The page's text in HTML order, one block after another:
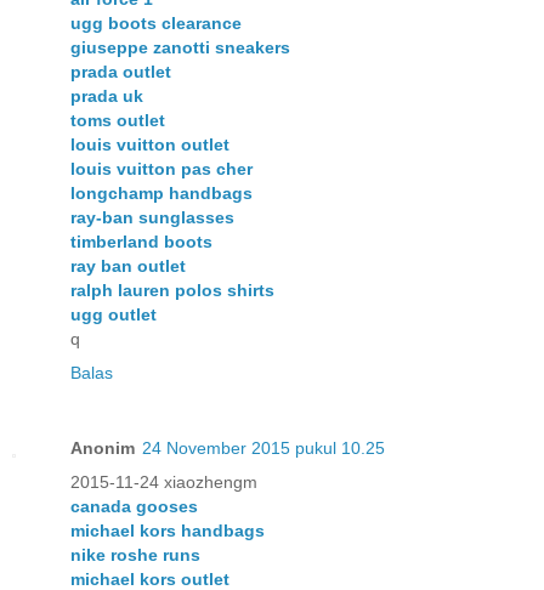
ugg boots clearance
giuseppe zanotti sneakers
prada outlet
prada uk
toms outlet
louis vuitton outlet
louis vuitton pas cher
longchamp handbags
ray-ban sunglasses
timberland boots
ray ban outlet
ralph lauren polos shirts
ugg outlet
q
Balas
Anonim 24 November 2015 pukul 10.25
2015-11-24 xiaozhengm
canada gooses
michael kors handbags
nike roshe runs
michael kors outlet